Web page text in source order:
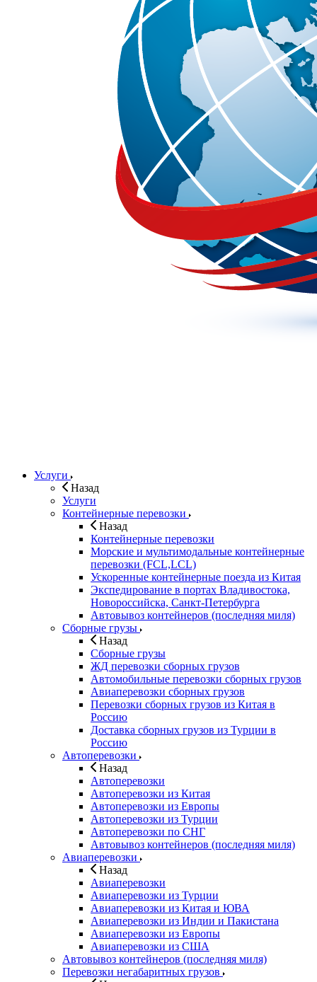
Услуги
Назад
Услуги
Контейнерные перевозки
Назад
Контейнерные перевозки
Морские и мультимодальные контейнерные
перевозки (FCL,LCL)
Ускоренные контейнерные поезда из Китая
Экспедирование в портах Владивостока,
Новороссийска, Санкт-Петербурга
Автовывоз контейнеров (последняя миля)
Сборные грузы
Назад
Сборные грузы
ЖД перевозки сборных грузов
Автомобильные перевозки сборных грузов
Авиаперевозки сборных грузов
Перевозки сборных грузов из Китая в
Россию
Доставка сборных грузов из Турции в
Россию
Автоперевозки
Назад
Автоперевозки
Автоперевозки из Китая
Автоперевозки из Европы
Автоперевозки из Турции
Автоперевозки по СНГ
Автовывоз контейнеров (последняя миля)
Авиаперевозки
Назад
Авиаперевозки
Авиаперевозки из Турции
Авиаперевозки из Китая и ЮВА
Авиаперевозки из Индии и Пакистана
Авиаперевозки из Европы
Авиаперевозки из США
Автовывоз контейнеров (последняя миля)
Перевозки негабаритных грузов